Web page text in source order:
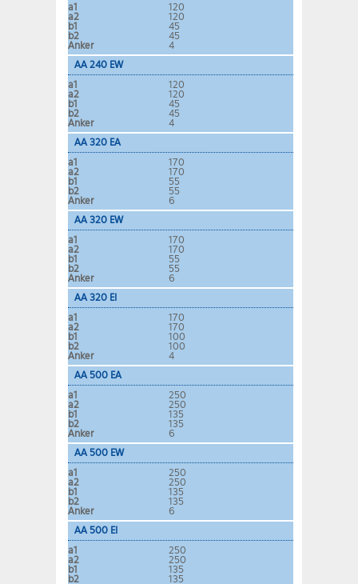
a1
120
a2
120
b1
45
b2
45
Anker
4
AA 240 EW
a1
120
a2
120
b1
45
b2
45
Anker
4
AA 320 EA
a1
170
a2
170
b1
55
b2
55
Anker
6
AA 320 EW
a1
170
a2
170
b1
55
b2
55
Anker
6
AA 320 EI
a1
170
a2
170
b1
100
b2
100
Anker
4
AA 500 EA
a1
250
a2
250
b1
135
b2
135
Anker
6
AA 500 EW
a1
250
a2
250
b1
135
b2
135
Anker
6
AA 500 EI
a1
250
a2
250
b1
135
b2
135